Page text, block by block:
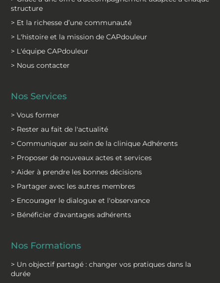
structure
> Et la richesse d’une communauté
> L'histoire et la mission de CAPdouleur
> L'équipe CAPdouleur
> Nous contacter
Nos Services
> Vous former
> Rester au fait de l'actualité
> Communiquer au sein de la clinique Adhérents
> Proposer de nouveaux actes et services
> Aider à prendre les bonnes décisions
> Partager avec les autres membres
> Encourager le dialogue et l'observance
> Bénéficier d'avantages adhérents
Nos Formations
> Un objectif partagé : changer vos pratiques dans la
durée